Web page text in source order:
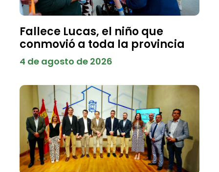
Fallece Lucas, el niño que
conmovió a toda la provincia
4 de agosto de 2026